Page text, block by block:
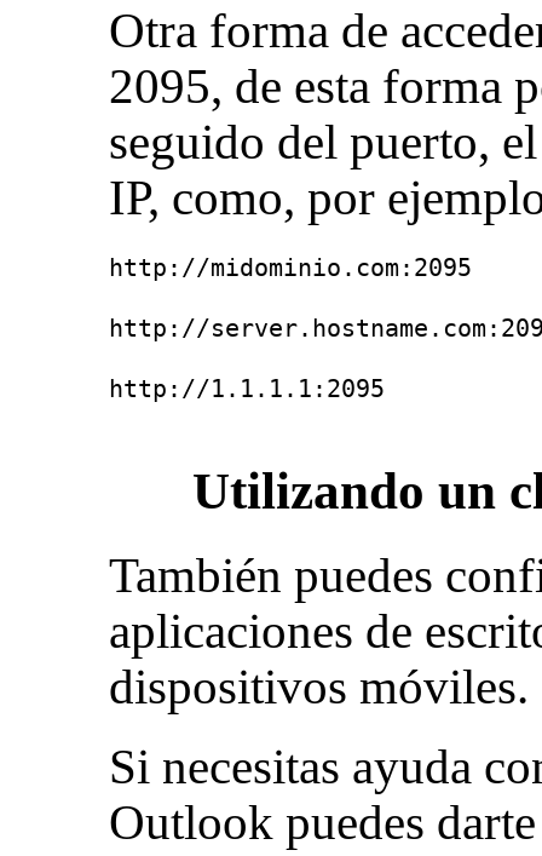
Otra forma de
2095, de esta forma
seguido del puerto,
IP, como, por
http://midominio.com:2095
http://
http://1.1.1.1:2095
Utilizando un
También puedes
aplicaciones de
dispositivos móviles.
Si necesitas ayuda
Outlook puedes